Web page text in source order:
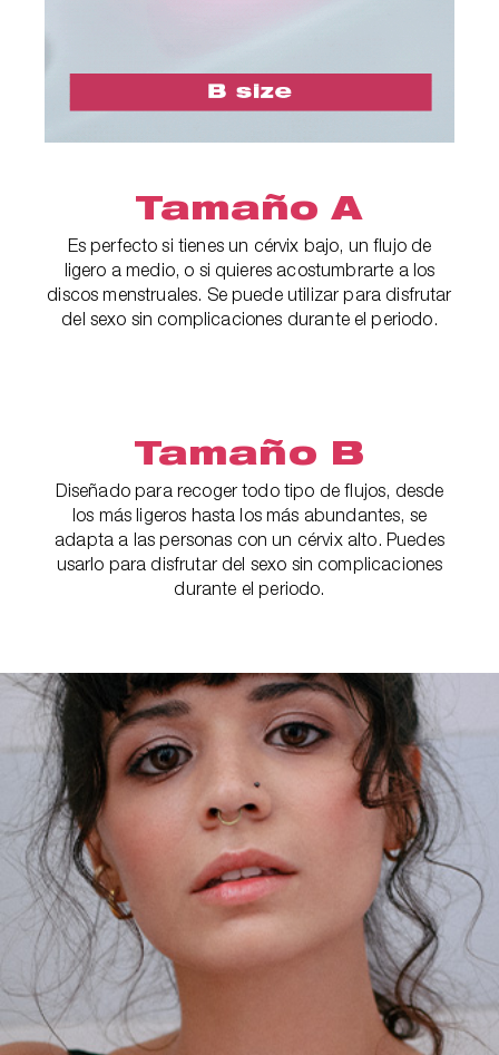
Tamaño A
Es perfecto si tienes un cérvix bajo, un flujo de
ligero a medio, o si quieres acostumbrarte a los
discos menstruales. Se puede utilizar para disfrutar
del sexo sin complicaciones durante el periodo.
Tamaño B
Diseñado para recoger todo tipo de flujos, desde
los más ligeros hasta los más abundantes, se
adapta a las personas con un cérvix alto. Puedes
usarlo para disfrutar del sexo sin complicaciones
durante el periodo.